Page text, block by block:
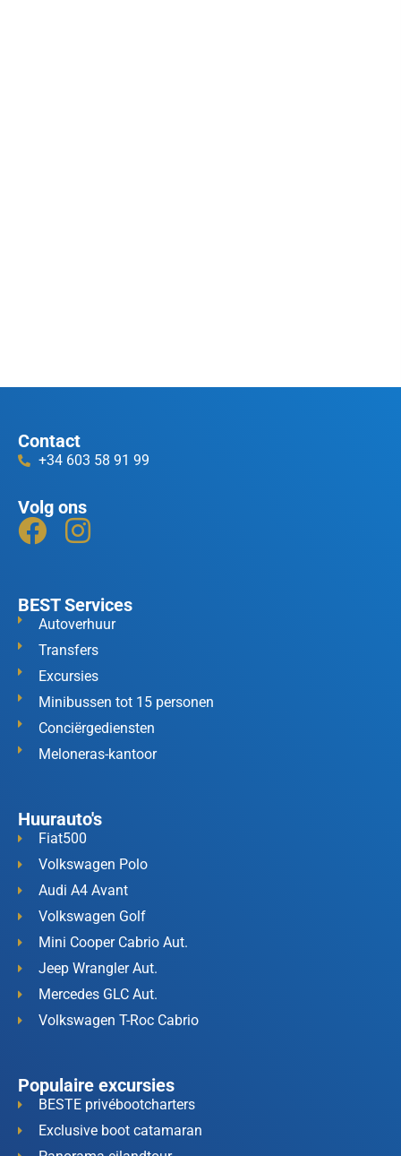
Contact
+34 603 58 91 99
Volg ons
BEST Services
Autoverhuur
Transfers
Excursies
Minibussen tot 15 personen
Conciërgediensten
Meloneras-kantoor
Huurauto's
Fiat500
Volkswagen Polo
Audi A4 Avant
Volkswagen Golf
Mini Cooper Cabrio Aut.
Jeep Wrangler Aut.
Mercedes GLC Aut.
Volkswagen T-Roc Cabrio
Populaire excursies
BESTE privébootcharters
Exclusive boot catamaran